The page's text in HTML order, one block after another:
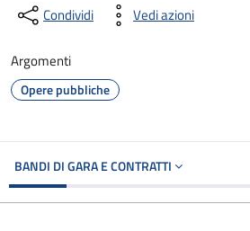
Condividi Vedi azioni
Argomenti
Opere pubbliche
BANDI DI GARA E CONTRATTI